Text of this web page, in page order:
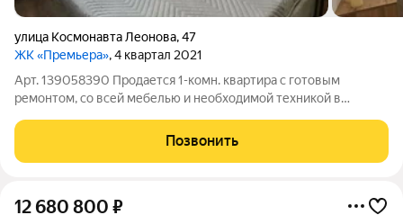
улица Космонавта Леонова,47
ЖК «Премьера», 4 квартал 2021
Арт. 139058390 Продается 1-комн. квартира с готовым
ремонтом, со всей мебелью и необходимой техникой в
отоплением! В квартире никто не жил, все новое, заезжай и
живи! Квартира просторная, светлая, есть
Позвонить
12 680 800 ₽